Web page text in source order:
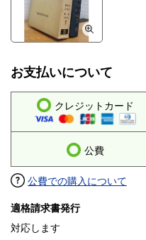
お支払いについて
クレジットカード
公費
公費での購入について
適格請求書発行
対応します